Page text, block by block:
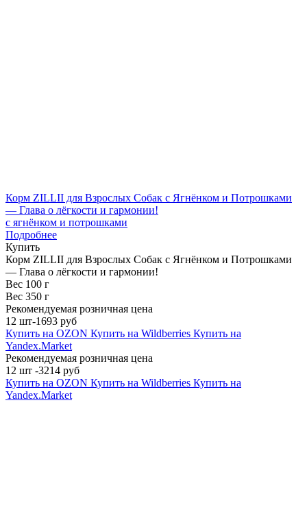
Корм ZILLII для Взрослых Собак с Ягнёнком и Потрошками
— Глава о лёгкости и гармонии!
с ягнёнком и потрошками
Подробнее
Купить
Корм ZILLII для Взрослых Собак с Ягнёнком и Потрошками
— Глава о лёгкости и гармонии!
Вес 100 г
Вес 350 г
Рекомендуемая розничная цена
12 шт-1693 руб
Купить на OZON Купить на Wildberries Купить на
Yandex.Market
Рекомендуемая розничная цена
12 шт -3214 руб
Купить на OZON Купить на Wildberries Купить на
Yandex.Market